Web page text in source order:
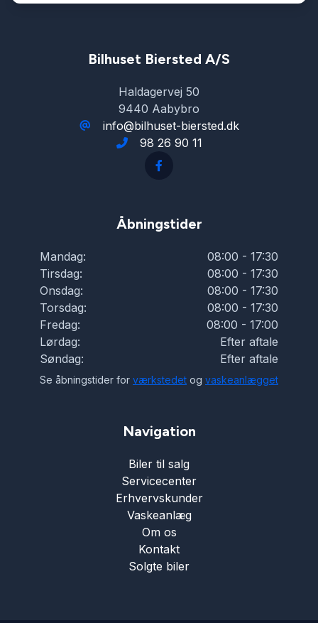
Bilhuset Biersted A/S
Haldagervej 50
9440 Aabybro
info@bilhuset-biersted.dk
98 26 90 11
Åbningstider
Mandag:
08:00 - 17:30
Tirsdag:
08:00 - 17:30
Onsdag:
08:00 - 17:30
Torsdag:
08:00 - 17:30
Fredag:
08:00 - 17:00
Lørdag:
Efter aftale
Søndag:
Efter aftale
Se åbningstider for værkstedet og vaskeanlægget
Navigation
Biler til salg
Servicecenter
Erhvervskunder
Vaskeanlæg
Om os
Kontakt
Solgte biler